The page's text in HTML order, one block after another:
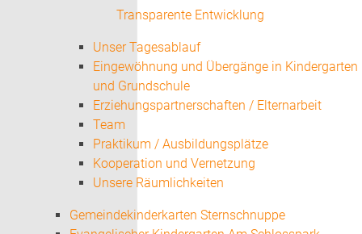
Transparente Entwicklung
Unser Tagesablauf
Eingewöhnung und Übergänge in Kindergarten
und Grundschule
Erziehungspartnerschaften / Elternarbeit
Team
Praktikum / Ausbildungsplätze
Kooperation und Vernetzung
Unsere Räumlichkeiten
Gemeindekinderkarten Sternschnuppe